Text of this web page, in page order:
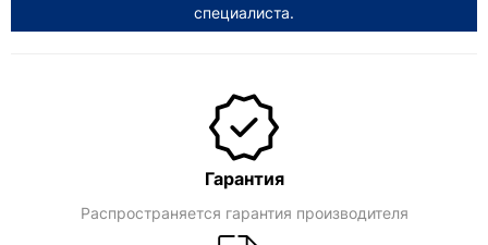
специалиста.
Гарантия
Распространяется гарантия производителя